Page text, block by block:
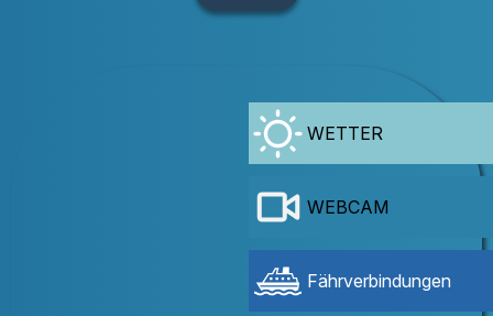
WETTER
WEBCAM
Fährverbindungen